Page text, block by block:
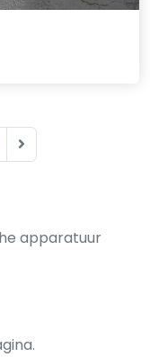
apparatuur